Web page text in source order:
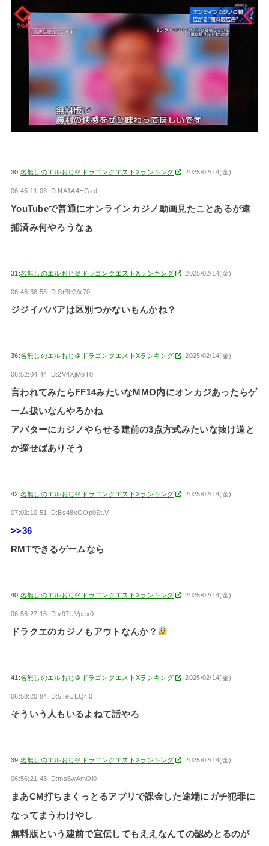
30:名無しのエルおじ＠ドラゴンクエストXランキング 2025/02/14(金)
06:45:11.06 ID:NA1A4HGzd
YouTubeで普通にオンラインカジノ動画見たことあるが逮
捕済み何やろうなぁ
31:名無しのエルおじ＠ドラゴンクエストXランキング 2025/02/14(金)
06:46:36.55 ID:StBlKVx70
ジジイババアは区別つかないもんかね？
36:名無しのエルおじ＠ドラゴンクエストXランキング 2025/02/14(金)
06:52:04.44 ID:2V4XjMoT0
言われてみたらFF14みたいなMMO内にオンカジあったらゲ
ーム扱いなんやろかね
アバターにカジノやらせる建前の3点方式みたいな抜け道と
か探せばありそう
42:名無しのエルおじ＠ドラゴンクエストXランキング 2025/02/14(金)
07:02:10.51 ID:Bs48xOOp0St.V
>>36
RMTできるゲームなら
40:名無しのエルおじ＠ドラゴンクエストXランキング 2025/02/14(金)
06:56:27.15 ID:v97UVpax0
ドラクエのカジノもアウトなんか？
41:名無しのエルおじ＠ドラゴンクエストXランキング 2025/02/14(金)
06:58:20.84 ID:5TeUEQrI0
そういう人もいるよねて話やろ
39:名無しのエルおじ＠ドラゴンクエストXランキング 2025/02/14(金)
06:56:21.43 ID:ms5wAmOl0
まあCM打ちまくっとるアプリで課金した途端にガチ犯罪に
なってまうわけやし
無料版という建前で宣伝してもええなんての認めとるのが